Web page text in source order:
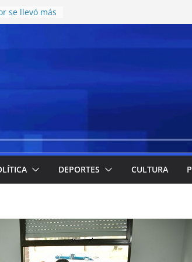
se llevó más
en el
y
en el CCISC
la llegada
cuáles
emergencia
meriendas y
DEPORTES CULTURA